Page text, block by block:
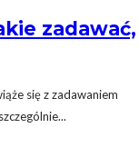
zadawać,
się z zadawaniem